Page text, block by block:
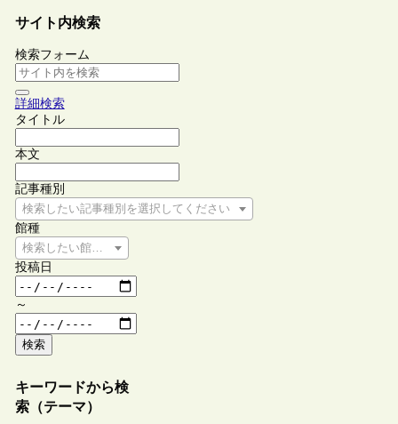
サイト内検索
検索フォーム
詳細検索
タイトル
本文
記事種別
検索したい記事種別を選択してください
館種
検索したい館種を選択してください
投稿日
～
検索
キーワードから検
索（テーマ）